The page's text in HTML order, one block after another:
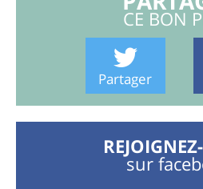
CE BON
Partager
sur